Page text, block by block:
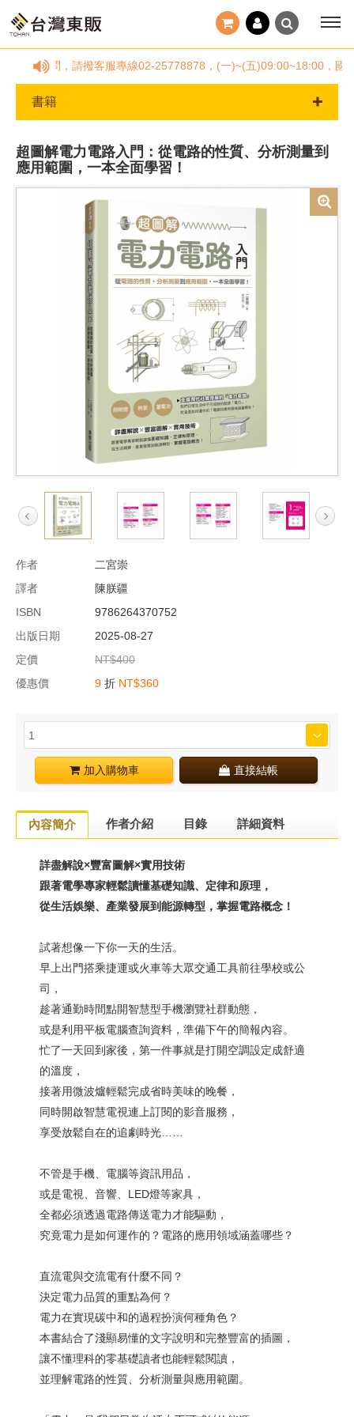
何疑問，請撥客服專線02-25778878，(一)~(五)09:00~18:00，國定
書籍
超圖解電力電路入門：從電路的性質、分析測量到
應用範圍，一本全面學習！
作者
二宮崇
譯者
陳朕疆
ISBN
9786264370752
出版日期
2025-08-27
定價
NT$400
優惠價
9 折 NT$360
加入購物車 直接結帳
內容簡介 作者介紹 目錄 詳細資料
詳盡解說×豐富圖解×實用技術
跟著電學專家輕鬆讀懂基礎知識、定律和原理，
從生活娛樂、產業發展到能源轉型，掌握電路概念 ！
試著想像一下你一天的生活。
早上出門搭乘捷運或火車等大眾交通工具前往學校或公
司，
趁著通勤時間點開智慧型手機瀏覽社群動態，
或是利用平板電腦查詢資料，準備下午的簡報內容。
忙了一天回到家後，第一件事就是打開空調設定成舒適
的溫度，
接著用微波爐輕鬆完成省時美味的晚餐，
同時開啟智慧電視連上訂閱的影音服務，
享受放鬆自在的追劇時光……
不管是手機、電腦等資訊用品，
或是電視、音響、LED燈等家具，
全都必須透過電路傳送電力才能驅動，
究竟電力是如何運作的？電路的應用領域涵蓋哪些？
直流電與交流電有什麼不同？
決定電力品質的重點為何？
電力在實現碳中和的過程扮演何種角色？
本書結合了淺顯易懂的文字說明和完整豐富的插圖，
讓不懂理科的零基礎讀者也能輕鬆閱讀，
並理解電路的性質、分析測量與應用範圍。